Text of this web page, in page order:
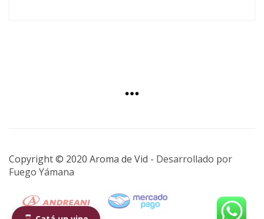
Copyright © 2020 Aroma de Vid - Desarrollado por
Fuego Yámana